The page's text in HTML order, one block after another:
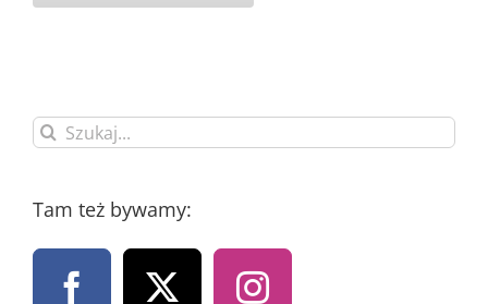
Szukaj
Tam też bywamy: